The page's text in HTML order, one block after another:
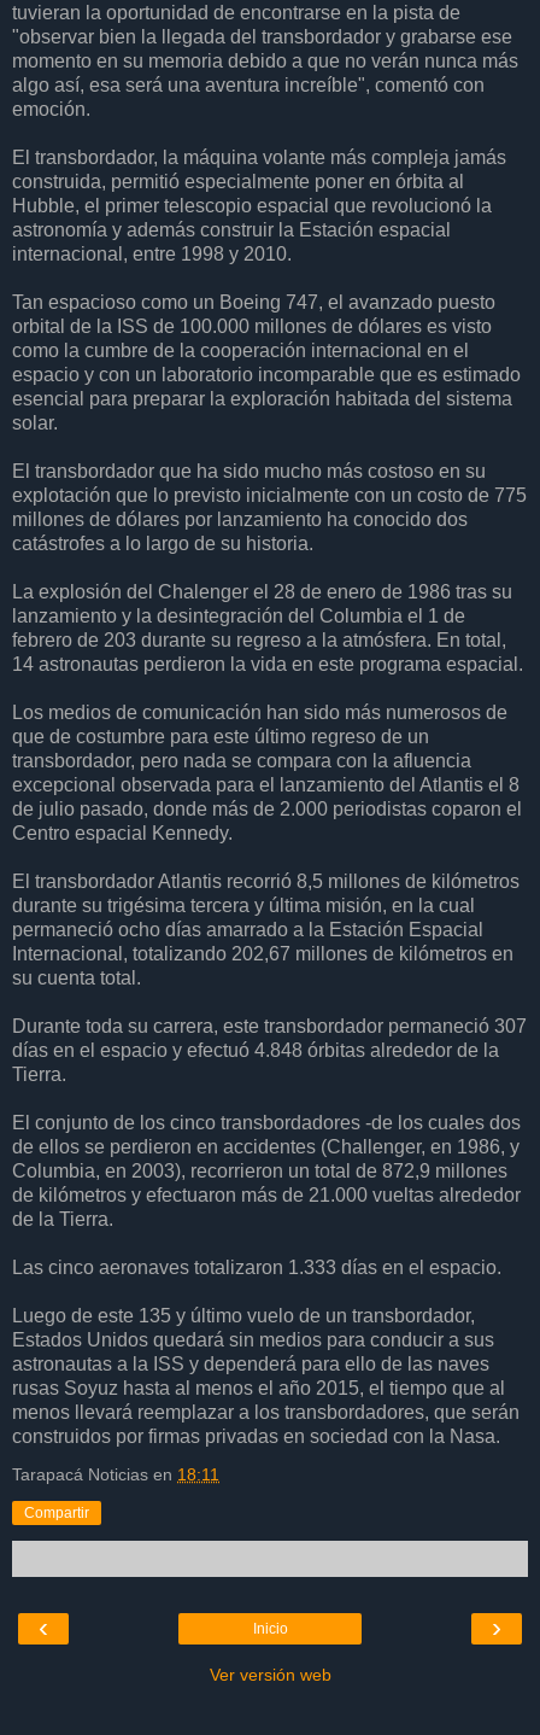
tuvieran la oportunidad de encontrarse en la pista de
"observar bien la llegada del transbordador y grabarse ese
momento en su memoria debido a que no verán nunca más
algo así, esa será una aventura increíble", comentó con
emoción.
El transbordador, la máquina volante más compleja jamás
construida, permitió especialmente poner en órbita al
Hubble, el primer telescopio espacial que revolucionó la
astronomía y además construir la Estación espacial
internacional, entre 1998 y 2010.
Tan espacioso como un Boeing 747, el avanzado puesto
orbital de la ISS de 100.000 millones de dólares es visto
como la cumbre de la cooperación internacional en el
espacio y con un laboratorio incomparable que es estimado
esencial para preparar la exploración habitada del sistema
solar.
El transbordador que ha sido mucho más costoso en su
explotación que lo previsto inicialmente con un costo de 775
millones de dólares por lanzamiento ha conocido dos
catástrofes a lo largo de su historia.
La explosión del Chalenger el 28 de enero de 1986 tras su
lanzamiento y la desintegración del Columbia el 1 de
febrero de 203 durante su regreso a la atmósfera. En total,
14 astronautas perdieron la vida en este programa espacial.
Los medios de comunicación han sido más numerosos de
que de costumbre para este último regreso de un
transbordador, pero nada se compara con la afluencia
excepcional observada para el lanzamiento del Atlantis el 8
de julio pasado, donde más de 2.000 periodistas coparon el
Centro espacial Kennedy.
El transbordador Atlantis recorrió 8,5 millones de kilómetros
durante su trigésima tercera y última misión, en la cual
permaneció ocho días amarrado a la Estación Espacial
Internacional, totalizando 202,67 millones de kilómetros en
su cuenta total.
Durante toda su carrera, este transbordador permaneció 307
días en el espacio y efectuó 4.848 órbitas alrededor de la
Tierra.
El conjunto de los cinco transbordadores -de los cuales dos
de ellos se perdieron en accidentes (Challenger, en 1986, y
Columbia, en 2003), recorrieron un total de 872,9 millones
de kilómetros y efectuaron más de 21.000 vueltas alrededor
de la Tierra.
Las cinco aeronaves totalizaron 1.333 días en el espacio.
Luego de este 135 y último vuelo de un transbordador,
Estados Unidos quedará sin medios para conducir a sus
astronautas a la ISS y dependerá para ello de las naves
rusas Soyuz hasta al menos el año 2015, el tiempo que al
menos llevará reemplazar a los transbordadores, que serán
construidos por firmas privadas en sociedad con la Nasa.
Tarapacá Noticias en 18:11
Compartir
‹ ›
Inicio
Ver versión web